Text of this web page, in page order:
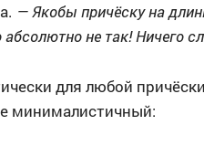
— Якобы причёску на
не так! Ничего
для любой
минималистичный: